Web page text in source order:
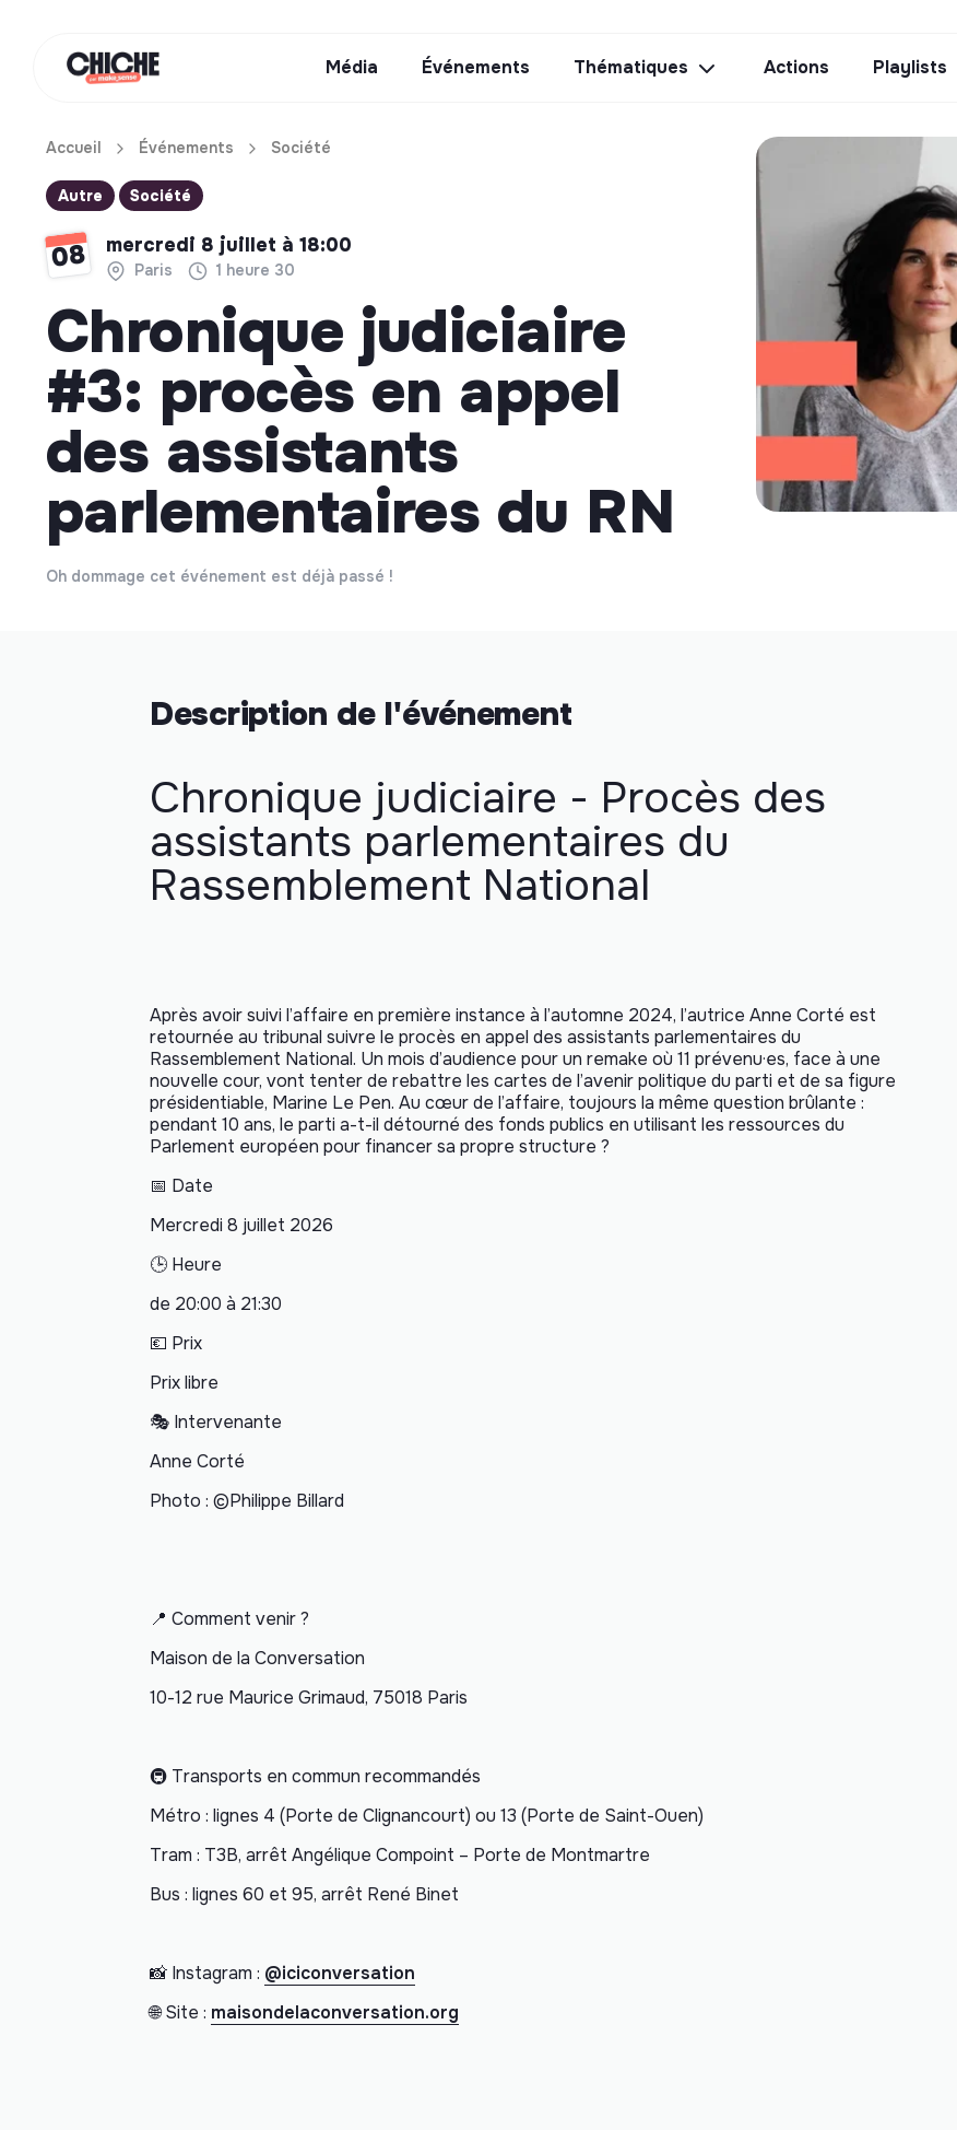
Média Événements Thématiques Actions Playlists
Accueil Événements Société
Autre Société
08 mercredi 8 juillet à 18:00
Paris 1 heure 30
Chronique judiciaire
#3: procès en appel
des assistants
parlementaires du RN
Oh dommage cet événement est déjà passé !
Description de l'événement
Chronique judiciaire - Procès des
assistants parlementaires du
Rassemblement National
Après avoir suivi l’affaire en première instance à l’automne 2024, l’autrice Anne Corté est
retournée au tribunal suivre le procès en appel des assistants parlementaires du
Rassemblement National. Un mois d’audience pour un remake où 11 prévenu·es, face à une
nouvelle cour, vont tenter de rebattre les cartes de l’avenir politique du parti et de sa figure
présidentiable, Marine Le Pen. Au cœur de l’affaire, toujours la même question brûlante :
pendant 10 ans, le parti a-t-il détourné des fonds publics en utilisant les ressources du
Parlement européen pour financer sa propre structure ?
📅 Date
Mercredi 8 juillet 2026
🕒 Heure
de 20:00 à 21:30
💶 Prix
Prix libre
🎭 Intervenante
Anne Corté
Photo : ©Philippe Billard
📍 Comment venir ?
Maison de la Conversation
10-12 rue Maurice Grimaud, 75018 Paris
🚇 Transports en commun recommandés
Métro : lignes 4 (Porte de Clignancourt) ou 13 (Porte de Saint-Ouen)
Tram : T3B, arrêt Angélique Compoint – Porte de Montmartre
Bus : lignes 60 et 95, arrêt René Binet
📸 Instagram : @iciconversation
🌐 Site : maisondelaconversation.org